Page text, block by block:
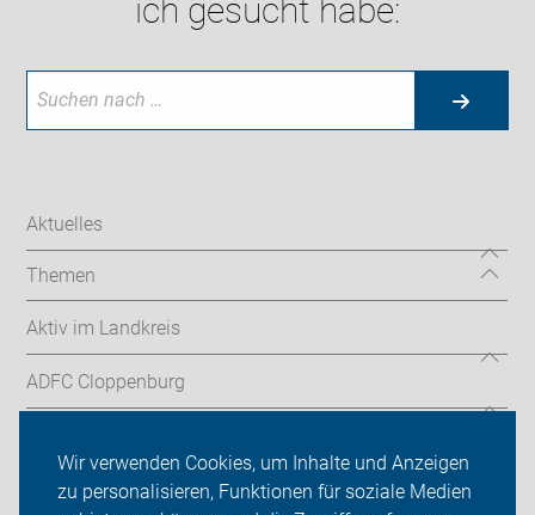
Wir verwenden Cookies, um Inhalte und Anzeigen
zu personalisieren, Funktionen für soziale Medien
ich gesucht habe:
Aktuelles
Themen
Aktiv im Landkreis
ADFC Cloppenburg
Presse